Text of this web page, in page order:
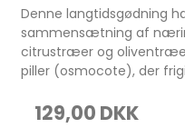
Denne langtidsgødning
sammensætning af
citrustræer og
piller (osmocote), der
129,00 DKK